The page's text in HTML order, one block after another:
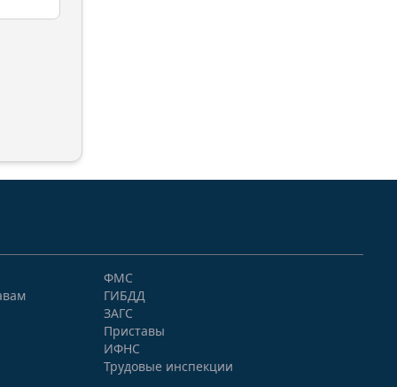
ФМС
ГИБДД
ЗАГС
Приставы
ИФНС
Трудовые инспекции